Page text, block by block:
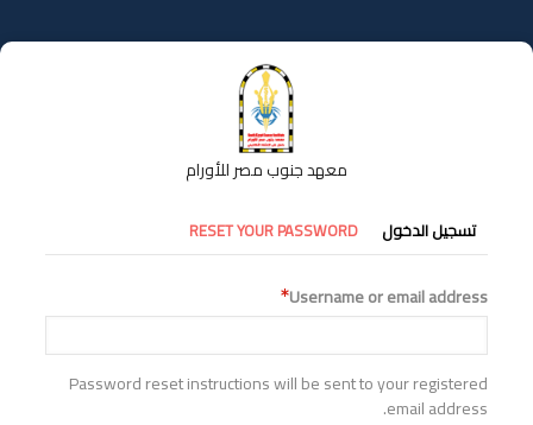
إلى
المحتوى
معهد جنوب مصر للأورام
التبويبات
الأساسية
تسجيل الدخول RESET YOUR PASSWORD
Username or email address
Password reset instructions will be sent to your registered
email address.